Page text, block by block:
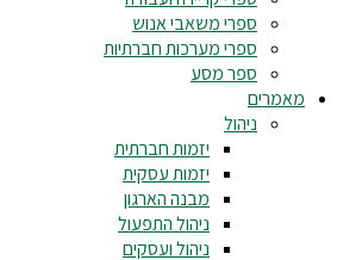
ספרי משאבי אנוש
ספרי מערכות חברתיות
ספר מסע
מאמרים
ניהול
יזמות חברתית
יזמות עסקית
מבנה הארגון
ניהול התפעול
ניהול ועסקים